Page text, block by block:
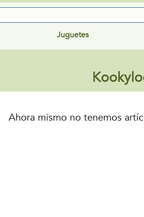
Juguetes
Ahora mismo no tenemos